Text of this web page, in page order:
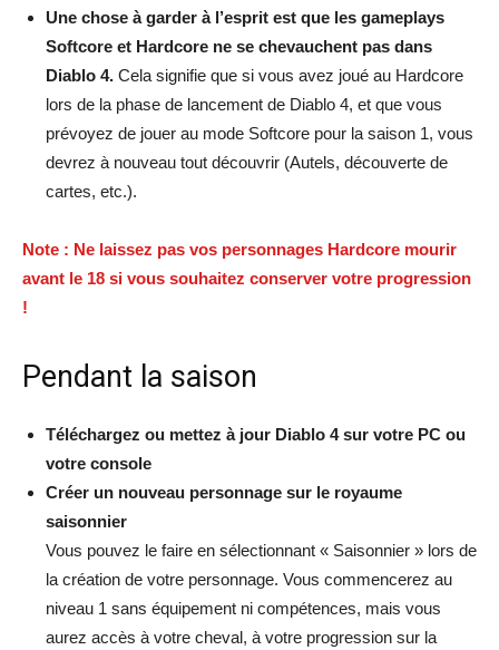
Une chose à garder à l’esprit est que les gameplays
Softcore et Hardcore ne se chevauchent pas dans
Diablo 4. Cela signifie que si vous avez joué au Hardcore
lors de la phase de lancement de Diablo 4, et que vous
prévoyez de jouer au mode Softcore pour la saison 1, vous
devrez à nouveau tout découvrir (Autels, découverte de
cartes, etc.).
Note : Ne laissez pas vos personnages Hardcore mourir
avant le 18 si vous souhaitez conserver votre progression
!
Pendant la saison
Téléchargez ou mettez à jour Diablo 4 sur votre PC ou
votre console
Créer un nouveau personnage sur le royaume
saisonnier
Vous pouvez le faire en sélectionnant « Saisonnier » lors de
la création de votre personnage. Vous commencerez au
niveau 1 sans équipement ni compétences, mais vous
aurez accès à votre cheval, à votre progression sur la